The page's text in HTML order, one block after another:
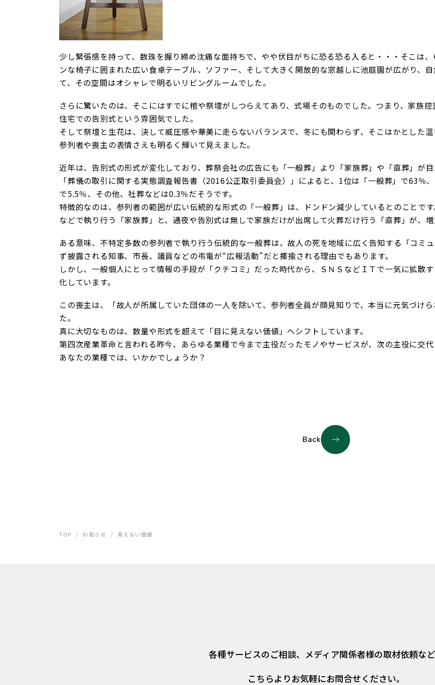
少し緊張感を持って、数珠を握り締め沈痛な面持ちで、やや伏目がちに恐る恐る入ると・・・そこは
ンな椅子に囲まれた広い食卓テーブル、ソファー、そして大きく開放的な窓越しに池庭園が広がり、
て、その空間はオシャレで明るいリビングルームでした。
さらに驚いたのは、そこにはすでに棺や祭壇がしつらえてあり、式場そのものでした。つまり、家族
住宅での告別式という雰囲気でした。
そして祭壇と生花は、決して威圧感や華美に走らないバランスで、冬にも関わらず、そこはかとした
参列者や喪主の表情さえも明るく輝いて見えました。
近年は、告別式の形式が変化しており、葬祭会社の広告にも「一般葬」より「家族葬」や「直葬」が
「葬儀の取引に関する実態調査報告書（2016公正取引委員会）」によると、1位は「一般葬」で63％
で5.5％、その他、社葬などは0.3％だそうです。
特徴的なのは、参列者の範囲が広い伝統的な形式の「一般葬」は、ドンドン減少しているとのことで
などで執り行う「家族葬」と、通夜や告別式は無しで家族だけが出席して火葬だけ行う「直葬」が、
ある意味、不特定多数の参列者で執り行う伝統的な一般葬は、故人の死を地域に広く告知する「コミ
ず披露される知事、市長、議員などの弔電が“広報活動”だと揶揄される理由でもあります。
しかし、一般個人にとって情報の手段が「クチコミ」だった時代から、ＳＮＳなどＩＴで一気に拡散
化しています。
この喪主は、「故人が所属していた団体の一人を除いて、参列者全員が顔見知りで、本当に元気づけ
た。
真に大切なものは、数量や形式を超えて「目に見えない価値」へシフトしています。
第四次産業革命と言われる昨今、あらゆる業種で今まで主役だったモノやサービスが、次の主役に交
あなたの業種では、いかかでしょうか？
Back
TOP / お知らせ / 見えない価値
各種サービスのご相談、 メディア関係者様の取材依頼な
こちらよりお気軽にお問合せください。